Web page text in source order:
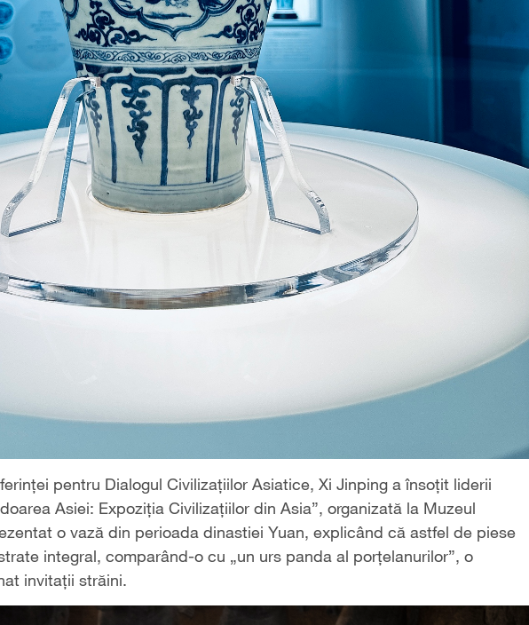
pentru Dialogul Civilizațiilor Asiatice, Xi Jinping a însoțit liderii
Asiei: Expoziția Civilizațiilor din Asia”, organizată la Muzeul
o vază din perioada dinastiei Yuan, explicând că astfel de piese
integral, comparând-o cu „un urs panda al porțelanurilor”, o
invitații străini.